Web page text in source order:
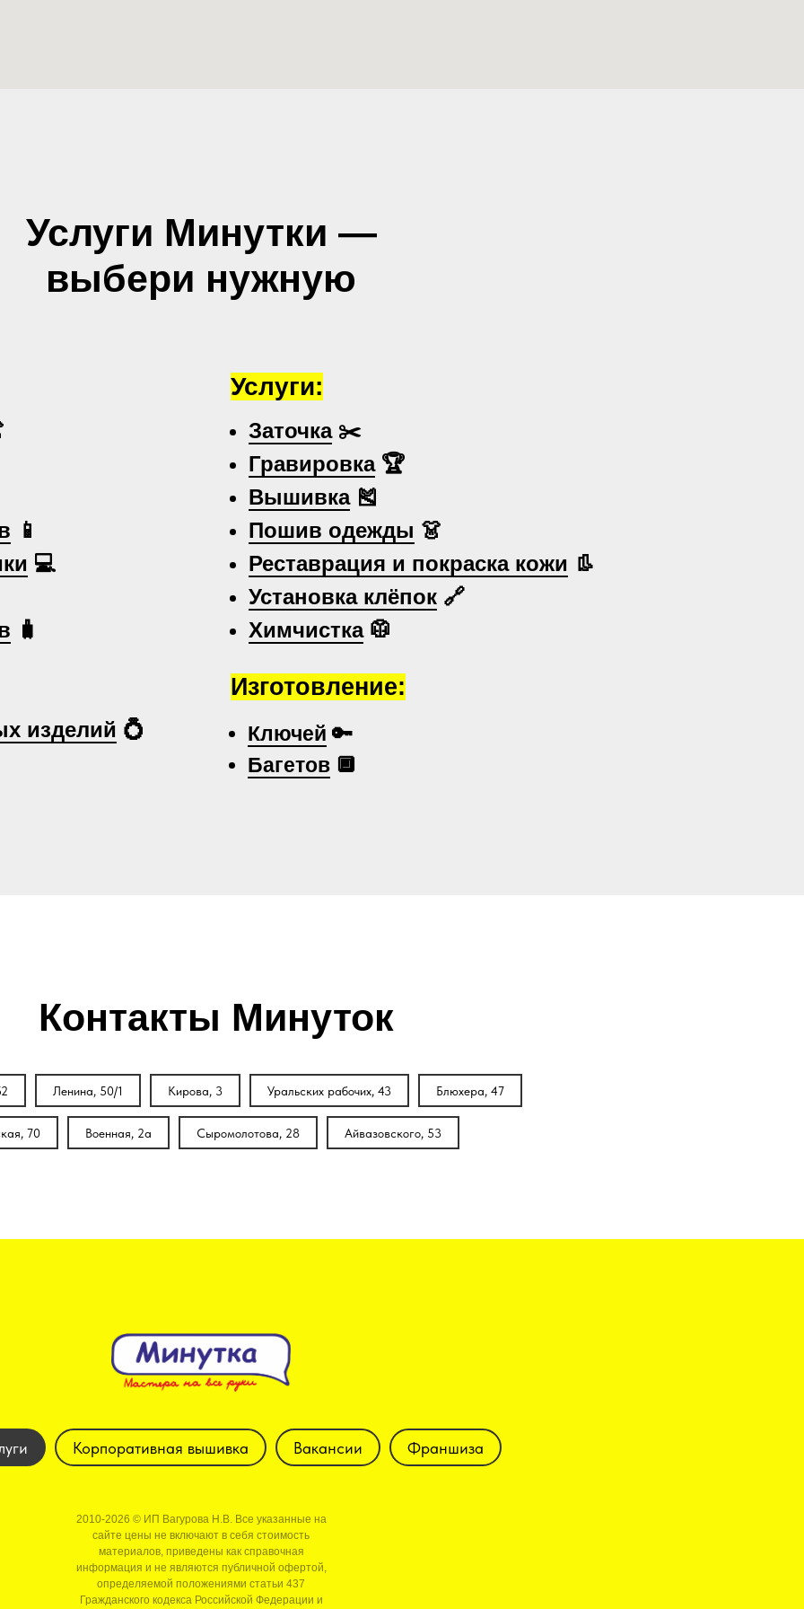
Услуги Минутки —
выбери нужную
📱
💻
🧳
изделий 💍
Заточка✂️
Гравировка🏆
Вышивка🎽
Пошив одежды 👗
Реставрация и покраска кожи 👢
Установка клёпок 🔗
Химчистка🥼
Ключей 🔑
Багетов 🔲
Услуги:
Изготовление:
Контакты Минуток
Ленина, 50/1 Кирова, 3 Уральских рабочих, 43 Блюхера, 47
70 Военная, 2а Сыромолотова, 28 Айвазовского, 53
Корпоративная вышивка Вакансии Франшиза
2010-2026 © ИП Вагурова Н.В. Все указанные на
сайте цены не включают в себя стоимость
материалов, приведены как справочная
информация и не являются публичной офертой,
определяемой положениями статьи 437
Гражданского кодекса Российской Федерации и